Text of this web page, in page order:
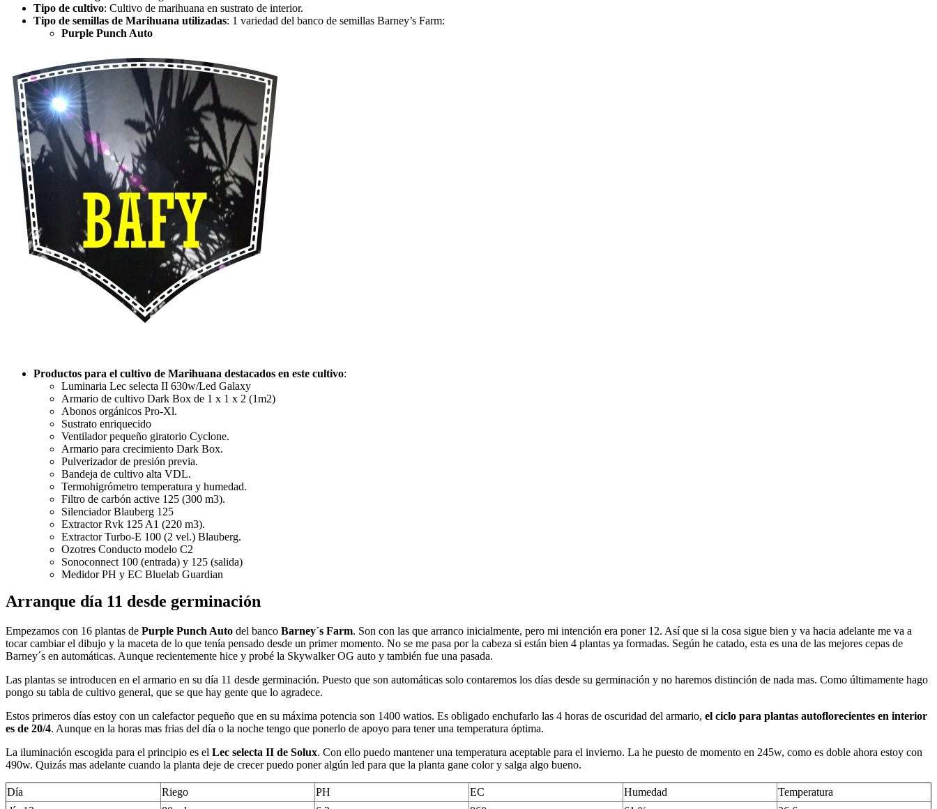
Tipo de cultivo: Cultivo de marihuana en sustrato de interior.
Tipo de semillas de Marihuana utilizadas: 1 variedad del banco de semillas Barney’s Farm:
Purple Punch Auto
Productos para el cultivo de Marihuana destacados en este cultivo:
Luminaria Lec selecta II 630w/Led Galaxy
Armario de cultivo Dark Box de 1 x 1 x 2 (1m2)
Abonos orgánicos Pro-Xl.
Sustrato enriquecido
Ventilador pequeño giratorio Cyclone.
Armario para crecimiento Dark Box.
Pulverizador de presión previa.
Bandeja de cultivo alta VDL.
Termohigrómetro temperatura y humedad.
Filtro de carbón active 125 (300 m3).
Silenciador Blauberg 125
Extractor Rvk 125 A1 (220 m3).
Extractor Turbo-E 100 (2 vel.) Blauberg.
Ozotres Conducto modelo C2
Sonoconnect 100 (entrada) y 125 (salida)
Medidor PH y EC Bluelab Guardian
Arranque día 11 desde germinación
Empezamos con 16 plantas de Purple Punch Auto del banco Barney´s Farm. Son con las que arranco inicialmente, pero mi intención era poner 12. Así que si la cosa sigue bien y va hacia adelante me va a
tocar cambiar el dibujo y la maceta de lo que tenía pensado desde un primer momento. No se me pasa por la cabeza si están bien 4 plantas ya formadas. Según he catado, esta es una de las mejores cepas de
Barney´s en automáticas. Aunque recientemente hice y probé la Skywalker OG auto y también fue una pasada.
Las plantas se introducen en el armario en su día 11 desde germinación. Puesto que son automáticas solo contaremos los días desde su germinación y no haremos distinción de nada mas. Como últimamente hago
pongo su tabla de cultivo general, que se que hay gente que lo agradece.
Estos primeros días estoy con un calefactor pequeño que en su máxima potencia son 1400 watios. Es obligado enchufarlo las 4 horas de oscuridad del armario, el ciclo para plantas autoflorecientes en interior
es de 20/4. Aunque en la horas mas frias del día o la noche tengo que ponerlo de apoyo para tener una temperatura óptima.
La iluminación escogida para el principio es el Lec selecta II de Solux. Con ello puedo mantener una temperatura aceptable para el invierno. La he puesto de momento en 245w, como es doble ahora estoy con
490w. Quizás mas adelante cuando la planta deje de crecer puedo poner algún led para que la planta gane color y salga algo bueno.
Día Riego PH EC Humedad
Temperatura